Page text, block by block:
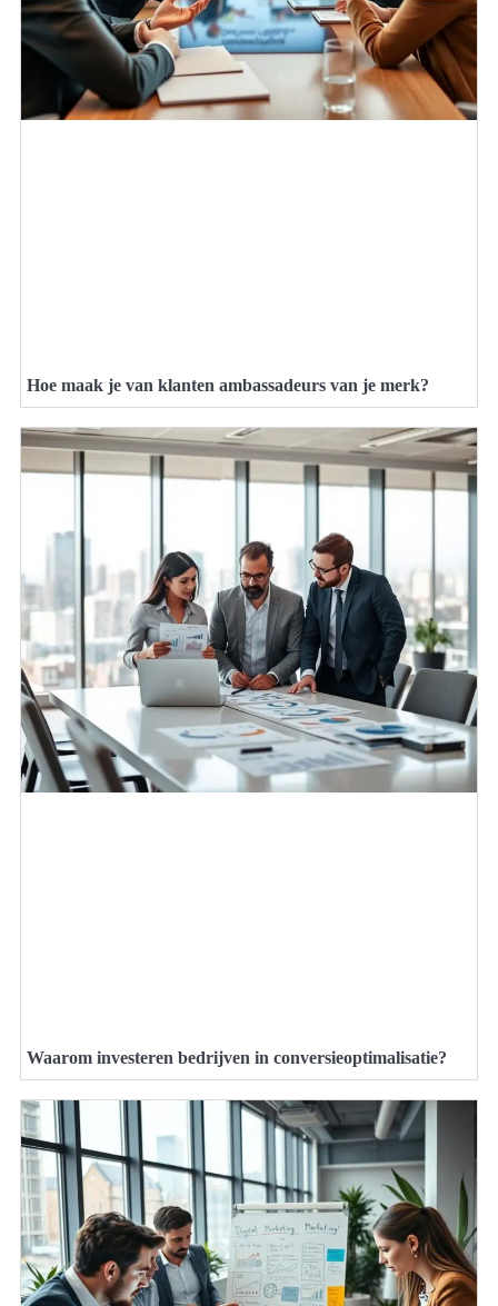
Hoe maak je van klanten ambassadeurs van je merk?
Waarom investeren bedrijven in conversieoptimalisatie?